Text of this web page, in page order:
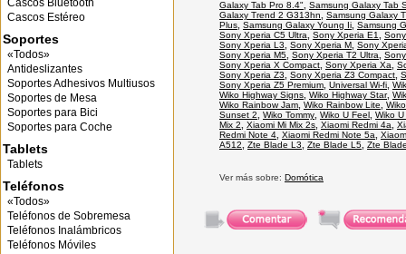
Cascos Bluetooth
Cascos Estéreo
Soportes
«Todos»
Antideslizantes
Soportes Adhesivos Multiusos
Soportes de Mesa
Soportes para Bici
Soportes para Coche
Tablets
Tablets
Teléfonos
«Todos»
Teléfonos de Sobremesa
Teléfonos Inalámbricos
Teléfonos Móviles
Galaxy Tab Pro 8.4"
Samsung Galaxy Tab
Galaxy Trend 2 G313hn
Samsung Galaxy
Plus Samsung Galaxy Young Ii Samsung
Sony Xperia C5 Ultra
Sony Xperia E1
Sony Xperia L3
Sony Xperia M Sony
Sony Xperia M5 Sony Xperia T2 Ultra
Sony Xperia X Compact Sony Xperia Xa
Sony Xperia Z3
Sony Xperia Z3 Compact
Sony Xperia Z5 Premium Universal Wi-fi
Wiko Highway Signs Wiko Highway Star,
Wiko Rainbow Jam Wiko Rainbow Lite
Sunset 2
Wiko Tommy Wiko U Feel Wiko
Mix 2
Xiaomi Mi Mix 2s Xiaomi Redmi 4a
Redmi Note 4 Xiaomi Redmi Note 5a
A512
Zte Blade L3 Zte Blade L5 Zte
Ver más sobre: Domótica